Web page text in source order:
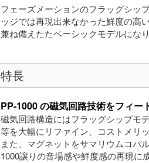
フェーズメーションのフラッグシッ
ッジでは再現出来なかった鮮度の高
兼ね備えたたベーシックモデルになり
特長
PP-1000 の磁気回路技術をフィー
磁気回路構造にはフラッグシップモ
等を大幅にリファイン、コストメリ
また、マグネットをサマリウムコバ
1000譲りの音場感や鮮度感の再現に